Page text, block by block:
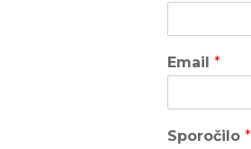
Email *
Sporočilo *